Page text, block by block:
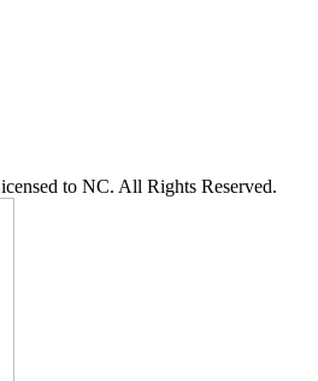
to NC. All Rights Reserved.